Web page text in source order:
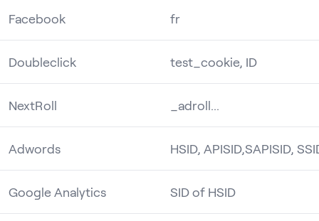
Facebook fr
Doubleclick test_cookie, ID
NextRoll _adroll...
Adwords HSID, APISID,SAPISID,
Google Analytics SID of HSID